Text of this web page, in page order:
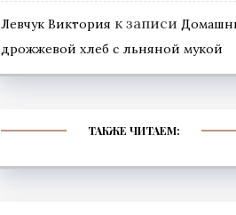
Левчук Виктория к записи
дрожжевой хлеб с льняной мукой
ТАКЖЕ ЧИТАЕМ: